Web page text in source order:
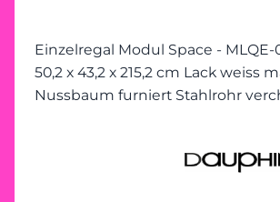
Einzelregal Modul Space - MLQE-049 BTH: ca.
50,2 x 43,2 x 215,2 cm Lack weiss matt
Nussbaum furniert Stahlrohr verchromt Preis